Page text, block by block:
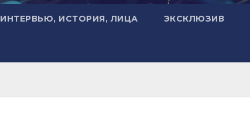
ИНТЕРВЬЮ, ИСТОРИЯ, ЛИЦА ЭКСКЛЮЗИВ